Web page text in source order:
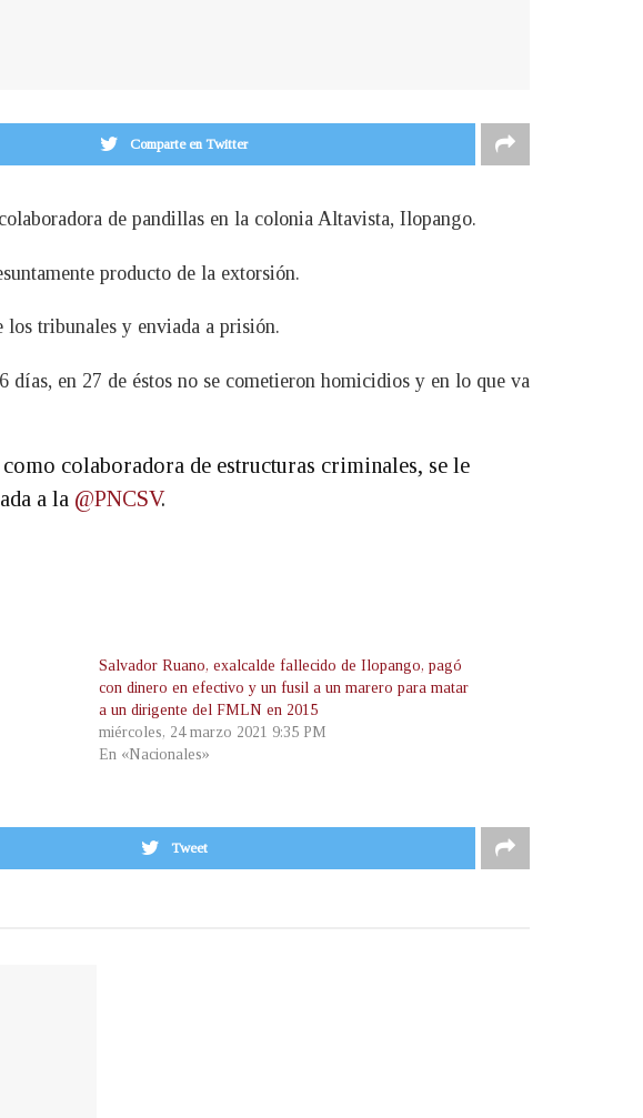
Comparte en Twitter
de pandillas en la colonia Altavista, Ilopango.
producto de la extorsión.
tribunales y enviada a prisión.
en 27 de éstos no se cometieron homicidios y en lo que va
colaboradora de estructuras criminales, se le
a la @PNCSV.
Salvador Ruano, exalcalde fallecido de Ilopango, pagó
con dinero en efectivo y un fusil a un marero para matar
a un dirigente del FMLN en 2015
miércoles, 24 marzo 2021 9:35 PM
En «Nacionales»
Tweet